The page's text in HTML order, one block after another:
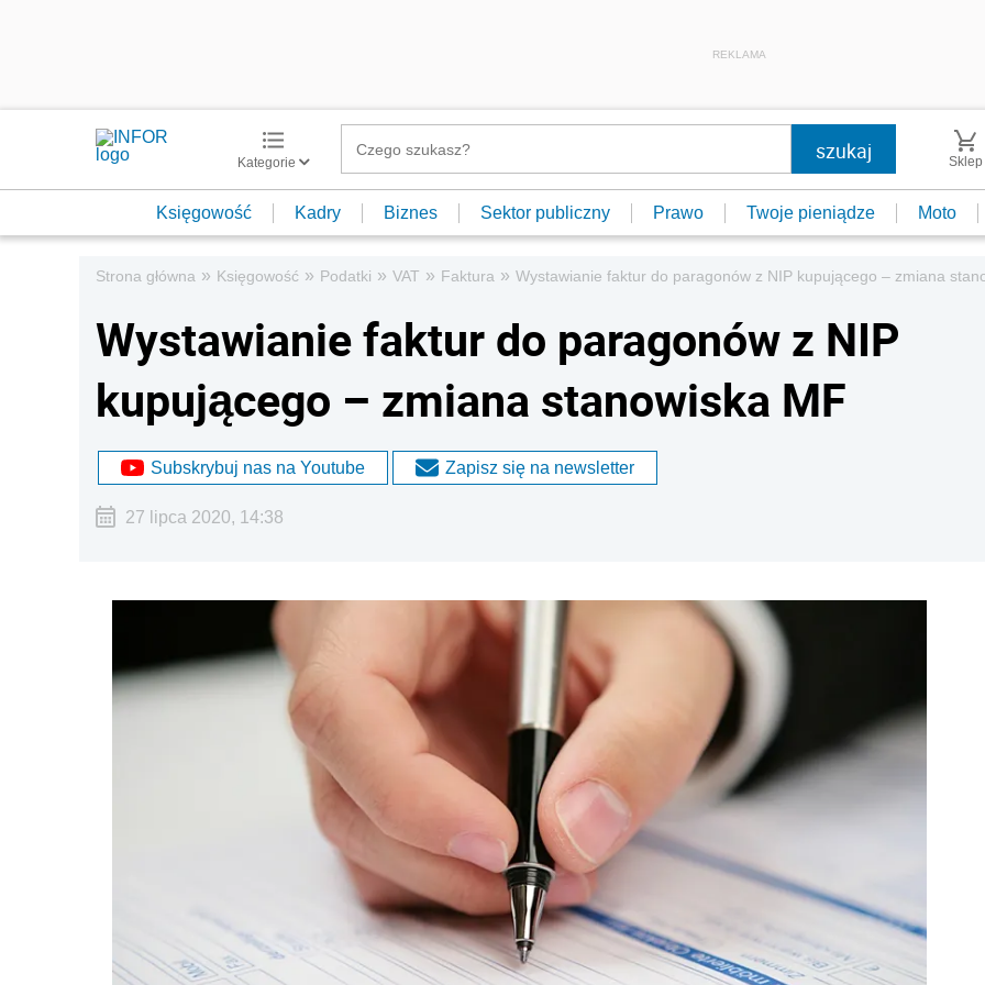
REKLAMA
Kategorie Sklep
Księgowość Kadry Biznes Sektor publiczny Prawo Twoje pieniądze Moto
Strona główna » Księgowość » Podatki » VAT » Faktura » Wystawianie faktur do paragonów z NIP kupującego – zmiana
Wystawianie faktur do paragonów z NIP
kupującego – zmiana stanowiska MF
Subskrybuj nas na Youtube Zapisz się na newsletter
27 lipca 2020, 14:38